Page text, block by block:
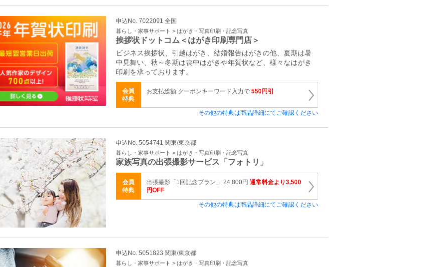
申込No. 7022091 全国
暮らし・家事サポート > はがき・写真印刷・記念写真
挨拶状ドットコム＜はがき印刷専門店＞
ビジネス挨拶状、引越はがき、結婚報告はがきの他、夏期は暑
中見舞い、秋～冬期は喪中はがきや年賀状など、様々なはがき
印刷を承っております。
会員
特典
お支払総額 クーポンキーワード入力で 550円引
その他の特典は商品詳細にてご確認ください
申込No. 5054741 関東/東京都
暮らし・家事サポート > はがき・写真印刷・記念写真
家族写真の出張撮影サービス「フォトリ」
会員
特典
出張撮影「1回記念プラン」 24,800円 通常料金より3,500
円OFF
その他の特典は商品詳細にてご確認ください
申込No. 5051823 関東/東京都
暮らし・家事サポート > はがき・写真印刷・記念写真